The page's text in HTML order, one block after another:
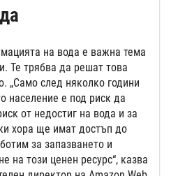
на вода е важна тема
Те трябва да решат това
„Само след няколко години
население е под риск да
от недостиг на вода и за
хора ще имат достъп до
за запазването и
на този ценен ресурс“, казва